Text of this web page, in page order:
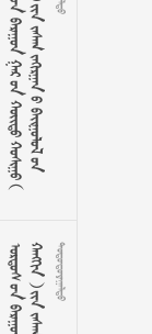





















































































